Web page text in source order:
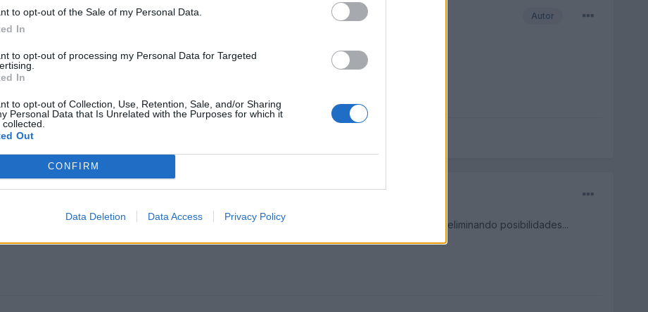
to opt-out of the Sale of my Personal Data.
In
to opt-out of processing my Personal Data for Targeted
In
to opt-out of Collection, Use, Retention, Sale, and/or Sharing
Personal Data that Is Unrelated with the Purposes for which it
Out
CONFIRM
Data Deletion Data Access Privacy Policy
Autor
2005
memorizar una nueva posicion y las posiciones que tenia antes se han borrado.
que pruebes a desinstalar la etapa, y ver si funconan las memorias del asiento, para ir eliminando posibilidades...